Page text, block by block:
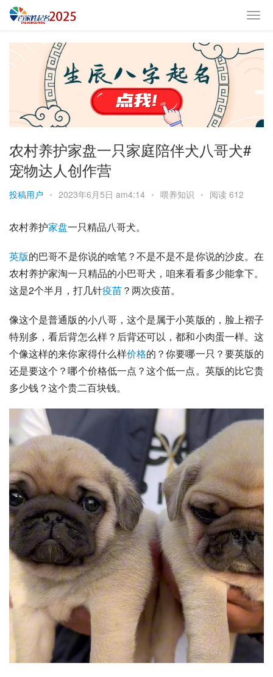
农村养护家盘一只家庭陪伴犬八哥犬#
宠物达人创作营
投稿用户 • 2023年6月5日 am4:14 • 喂养知识 • 阅读 612
农村养护家盘一只精品八哥犬。
英版的巴哥不是你说的啥笔？不是不是不是你说的沙皮。在
农村养护家淘一只精品的小巴哥犬 ，咱来看看多少能拿下。
这是2个半月，打几针疫苗？两次疫苗。
像这个是普通版的小八哥，这个是属于小英版的，脸上褶子
特别多，看后背怎么样？后背还可以，都和小肉蛋一样。这
个像这样的来你家得什么样价格的？你要哪一只？要英版的
还是要这个？哪个价格低一点？这个低一点。英版的比它贵
多少钱？这个贵二百块钱。